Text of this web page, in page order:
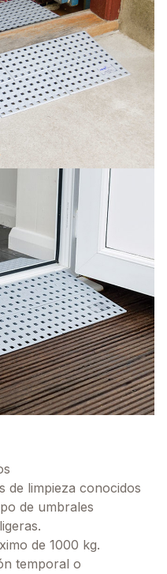
de limpieza conocidos
de umbrales
de 1000 kg.
temporal o